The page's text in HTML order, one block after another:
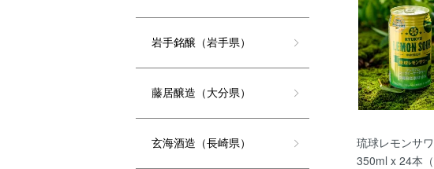
琉球レモンサ
350ml x 24本
岩手銘醸（岩手県）
藤居醸造（大分県）
玄海酒造（長崎県）